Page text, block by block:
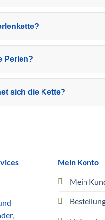
Perlen?
sich die Kette?
Mein Konto
Mein